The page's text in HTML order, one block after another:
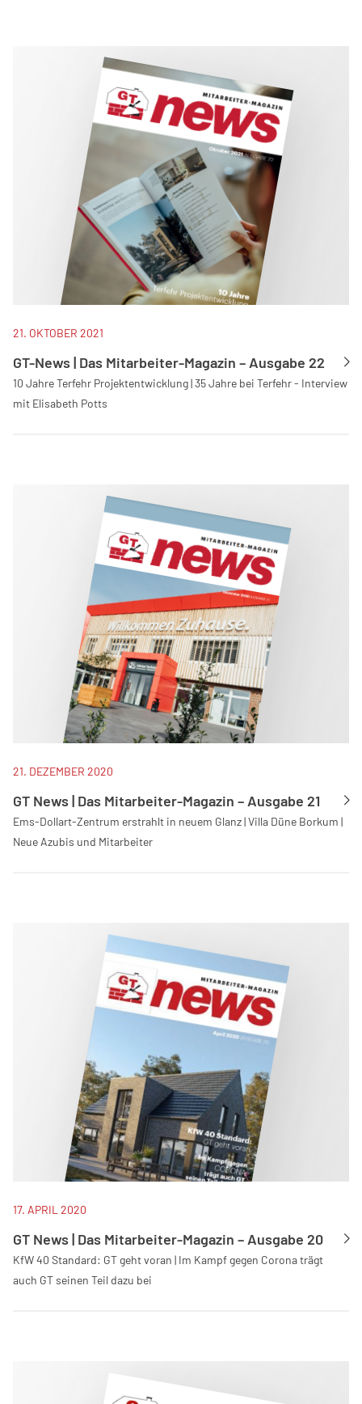
21. OKTOBER 2021
GT-News | Das Mitarbeiter-Magazin – Ausgabe 22
10 Jahre Terfehr Projektentwicklung | 35 Jahre bei Terfehr - Interview
mit Elisabeth Potts
21. DEZEMBER 2020
GT News | Das Mitarbeiter-Magazin – Ausgabe 21
Ems-Dollart-Zentrum erstrahlt in neuem Glanz | Villa Düne Borkum |
Neue Azubis und Mitarbeiter
17. APRIL 2020
GT News | Das Mitarbeiter-Magazin – Ausgabe 20
KfW 40 Standard: GT geht voran | Im Kampf gegen Corona trägt
auch GT seinen Teil dazu bei